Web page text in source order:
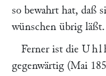
so bewahrt hat, daß
wünschen übrig läßt.
Ferner ist die
gegenwärtig (Mai